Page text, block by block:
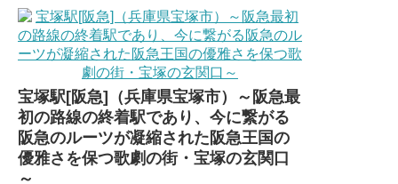
宝塚駅[阪急]（兵庫県宝塚市）～阪急最
初の路線の終着駅であり、今に繋がる
阪急のルーツが凝縮された阪急王国の
優雅さを保つ歌劇の街・宝塚の玄関口
～